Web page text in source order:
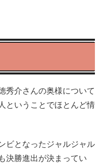
秀介さんの奥様について
ということでほとんど情
ビとなったジャルジャル
決勝進出が決まってい